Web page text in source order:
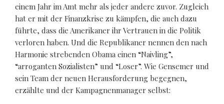
einem Jahr im Amt mehr als jeder andere zuvor. Zugleich
hat er mit der Finanzkrise zu kämpfen, die auch dazu
führte, dass die Amerikaner ihr Vertrauen in die Politik
verloren haben. Und die Republikaner nennen den nach
Harmonie strebenden Obama einen “Naivling”,
“arroganten Sozialisten” und “Loser”. Wie Gensemer und
sein Team der neuen Herausforderung begegnen,
erzählte und der Kampagnenmanager selbst: